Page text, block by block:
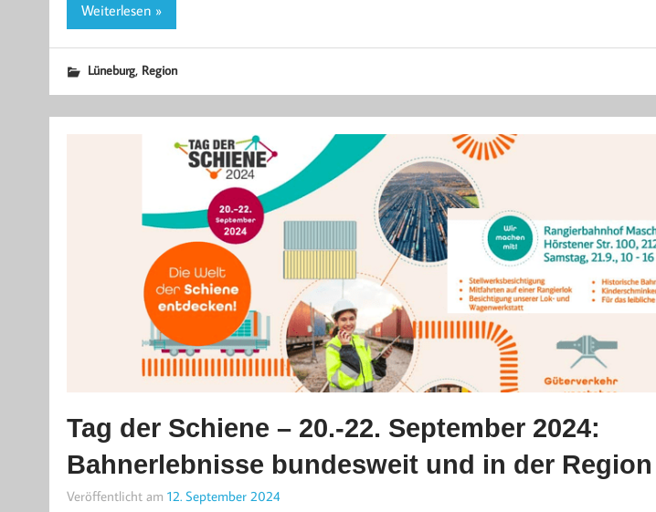
Weiterlesen »
Lüneburg, Region
Tag der Schiene – 20.-22. September 2024:
Bahnerlebnisse bundesweit und in der Region
Veröffentlicht am 12. September 2024